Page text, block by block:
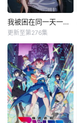
我被困在同一天一千年动态漫
更新至第276集